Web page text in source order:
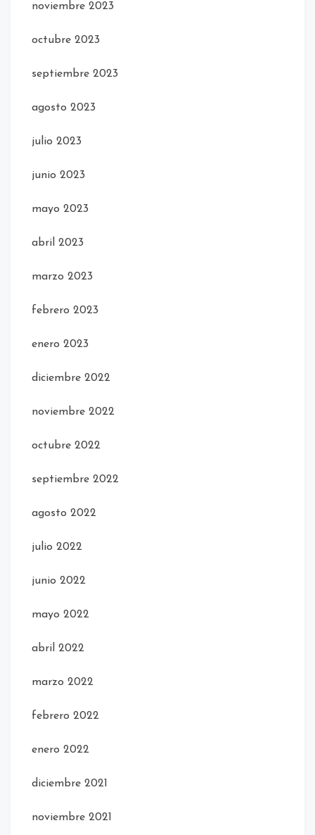
noviembre 2023
octubre 2023
septiembre 2023
agosto 2023
julio 2023
junio 2023
mayo 2023
abril 2023
marzo 2023
febrero 2023
enero 2023
diciembre 2022
noviembre 2022
octubre 2022
septiembre 2022
agosto 2022
julio 2022
junio 2022
mayo 2022
abril 2022
marzo 2022
febrero 2022
enero 2022
diciembre 2021
noviembre 2021